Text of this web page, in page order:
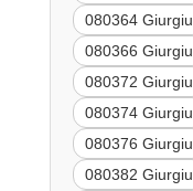
080364 Giurgiu
080366 Giurgiu
080372 Giurgiu
080374 Giurgiu
080376 Giurgiu
080382 Giurgiu